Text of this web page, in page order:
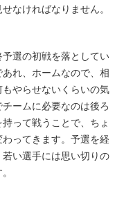
なければなりません。
選の初戦を落としてい
れ、ホームなので、相
やらせないくらいの気
ームに必要なのは後ろ
って戦うことで、ちょ
ってきます。予選を経
い選手には思い切りの